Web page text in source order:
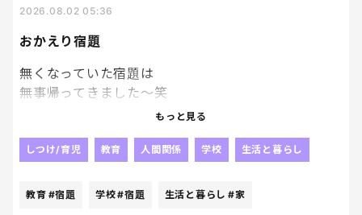
おかえり宿題
2026.08.02 05:36
無くなっていた宿題は
無事帰ってきました～笑
やっぱり人の「見た」とか
じゃないかなぁ～って思っていた通り、
2日後に
もっと見る
しつけ/育児 教育 人間関係 学校 生活と暮らし
教育 #宿題 学校#宿題 生活と暮らし #家